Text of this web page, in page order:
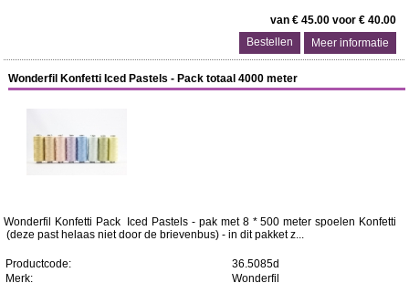
van € 45.00 voor € 40.00
Meer informatie
Wonderfil Konfetti Iced Pastels - Pack totaal 4000 meter
Wonderfil Konfetti Pack Iced Pastels - pak met 8 * 500 meter spoelen Konfetti
(deze past helaas niet door de brievenbus) - in dit pakket z...
Productcode:
36.5085d
Merk:
Wonderfil